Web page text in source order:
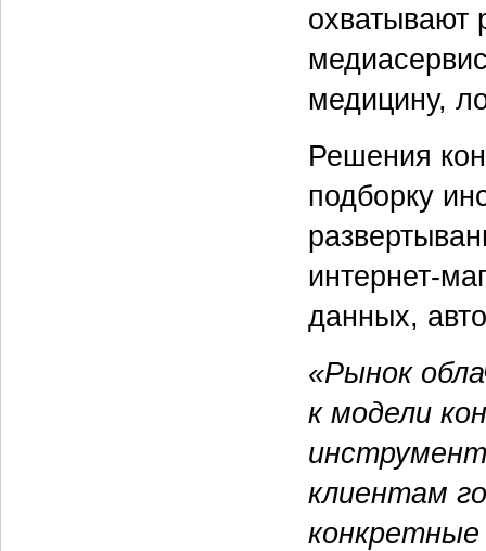
охватывают
медицину,
Решения
подборку
интернет-
данных,
«Рынок
к модели
клиентам